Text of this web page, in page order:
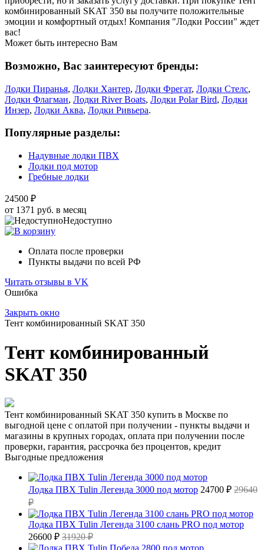
комбинированный SKAT 350 вы получите положительные
эмоции и комфортный отдых! Компания "Лодки России" ждет
вас!
Может быть интересно Вам
Возможно, Вас заинтересуют бренды:
Лодки Пиранья, Лодки Хантер, Лодки Фрегат, Лодки Стелс,
Лодки Флагман, Лодки River Boats, Лодки Polar Bird, Лодки
Инзер, Лодки Аква, Лодки Ривьера.
Популярные разделы:
Надувные лодки ПВХ
Лодки под мотор
Гребные лодки
24500 ₽
от 1371 руб. в месяц
Недоступно
Оплата после проверки
Пункты выдачи по всей РФ
Читать отзывы в VK
Ошибка
Закрыть окно
Тент комбинированный SKAT 350
Тент комбинированный
SKAT 350
Тент комбинированный SKAT 350 купить в Москве по
выгодной цене с оплатой при получении - пункты выдачи и
магазины в крупных городах, оплата при получении после
проверки, гарантия, рассрочка без процентов, кредит
Выгодные предложения
Лодка ПВХ Tulin Легенда 3000 под мотор 24700 ₽ 29640
₽
Лодка ПВХ Tulin Легенда 3100 слань PRO под мотор
26600 ₽ 31920 ₽